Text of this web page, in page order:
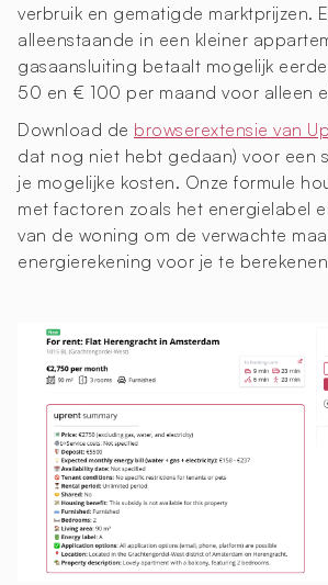
verbruik en gematigde marktprijzen.
alleenstaande in een kleiner
gasaansluiting betaalt mogelijk
50 en € 100 per maand voor alleen
Download de browserextensie van
dat nog niet hebt gedaan) voor een
je mogelijke kosten. Onze formule
met factoren zoals het energielabel
van de woning om de verwachte
energierekening voor je te